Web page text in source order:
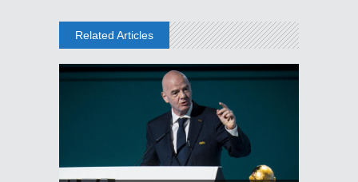
Related Articles